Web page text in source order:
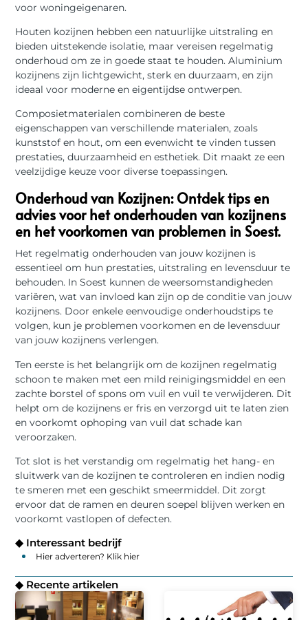
voor woningeigenaren.
Houten kozijnen hebben een natuurlijke uitstraling en
bieden uitstekende isolatie, maar vereisen regelmatig
onderhoud om ze in goede staat te houden. Aluminium
kozijnens zijn lichtgewicht, sterk en duurzaam, en zijn
ideaal voor moderne en eigentijdse ontwerpen.
Composietmaterialen combineren de beste
eigenschappen van verschillende materialen, zoals
kunststof en hout, om een evenwicht te vinden tussen
prestaties, duurzaamheid en esthetiek. Dit maakt ze een
veelzijdige keuze voor diverse toepassingen.
Onderhoud van Kozijnen: Ontdek tips en
advies voor het onderhouden van kozijnens
en het voorkomen van problemen in Soest.
Het regelmatig onderhouden van jouw kozijnen is
essentieel om hun prestaties, uitstraling en levensduur te
behouden. In Soest kunnen de weersomstandigheden
variëren, wat van invloed kan zijn op de conditie van jouw
kozijnens. Door enkele eenvoudige onderhoudstips te
volgen, kun je problemen voorkomen en de levensduur
van jouw kozijnens verlengen.
Ten eerste is het belangrijk om de kozijnen regelmatig
schoon te maken met een mild reinigingsmiddel en een
zachte borstel of spons om vuil en vuil te verwijderen. Dit
helpt om de kozijnens er fris en verzorgd uit te laten zien
en voorkomt ophoping van vuil dat schade kan
veroorzaken.
Tot slot is het verstandig om regelmatig het hang- en
sluitwerk van de kozijnen te controleren en indien nodig
te smeren met een geschikt smeermiddel. Dit zorgt
ervoor dat de ramen en deuren soepel blijven werken en
voorkomt vastlopen of defecten.
◆ Interessant bedrijf
Hier adverteren? Klik hier
◆ Recente artikelen